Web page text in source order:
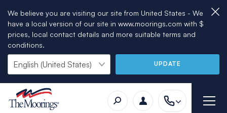
We believe you are visiting our site from United States - We
have a local version of our site in www.moorings.com with $
prices, local contact details and more suitable terms and
conditions.
UPDATE